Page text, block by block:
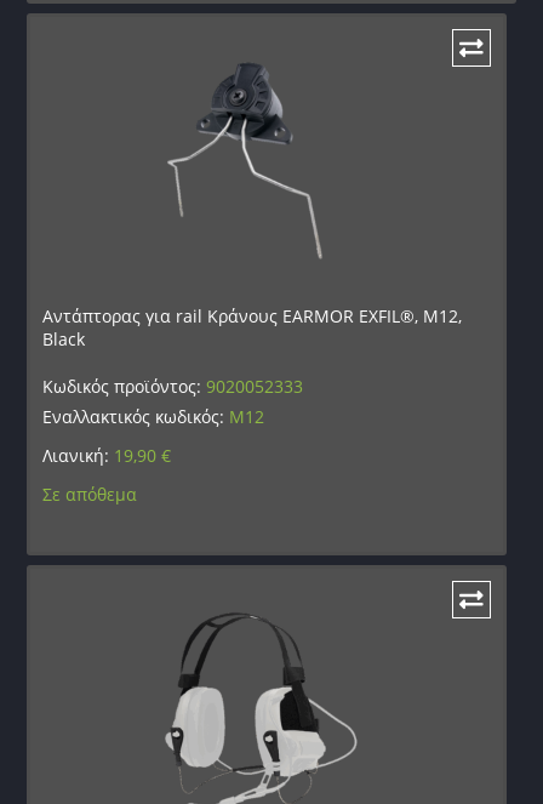
Αντάπτορας για rail Κράνους EARMOR EXFIL®, M12,
Black
Κωδικός προϊόντος:9020052333
Εναλλακτικός κωδικός: M12
Λιανική: 19,90€
Σε απόθεμα